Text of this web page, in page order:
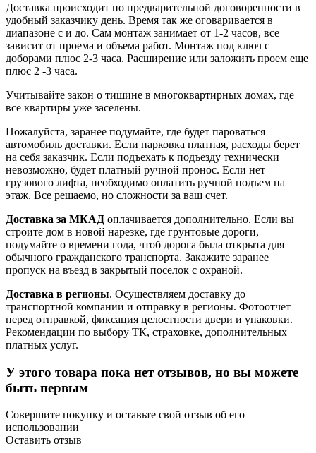
Доставка происходит по предварительной договоренности в
удобный заказчику день. Время так же оговаривается в
диапазоне с и до. Сам монтаж занимает от 1-2 часов, все
зависит от проема и объема работ. Монтаж под ключ с
доборами плюс 2-3 часа. Расширение или заложить проем еще
плюс 2 -3 часа.
Учитывайте закон о тишине в многоквартирных домах, где
все квартиры уже заселены.
Пожалуйста, заранее подумайте, где будет пароваться
автомобиль доставки. Если парковка платная, расходы берет
на себя заказчик. Если подъехать к подъезду технически
невозможно, будет платный ручной пронос. Если нет
грузового лифта, необходимо оплатить ручной подъем на
этаж. Все решаемо, но сложности за ваш счет.
Доставка за МКАД оплачивается дополнительно. Если вы
строите дом в новой нарезке, где грунтовые дороги,
подумайте о времени года, чтоб дорога была открыта для
обычного гражданского транспорта. Закажите заранее
пропуск на въезд в закрытый поселок с охраной.
Доставка в регионы. Осуществляем доставку до
транспортной компании и отправку в регионы. Фотоотчет
перед отправкой, фиксация целостности двери и упаковки.
Рекомендации по выбору ТК, страховке, дополнительных
платных услуг.
У этого товара пока нет отзывов, но вы можете
быть первым
Совершите покупку и оставьте свой отзыв об его
использовании
Оставить отзыв